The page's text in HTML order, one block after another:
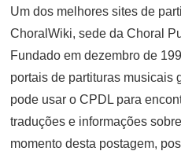
Um dos melhores sites de
ChoralWiki, sede da Choral
Fundado em dezembro de
portais de partituras musicais
pode usar o CPDL para
traduções e informações
momento desta postagem,